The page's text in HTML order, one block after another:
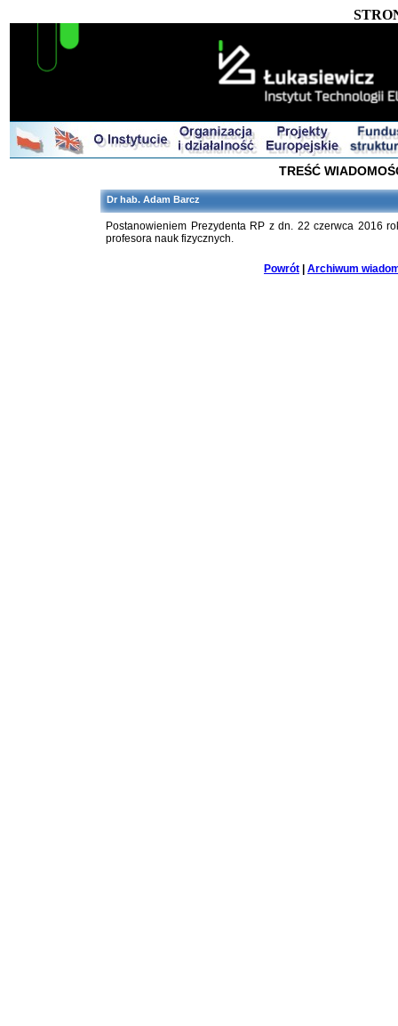
TREŚĆ
Dr hab. Adam Barcz
Postanowieniem Prezydenta RP z dn. 22 czerwca 2016
profesora nauk fizycznych.
Powrót Archiwum